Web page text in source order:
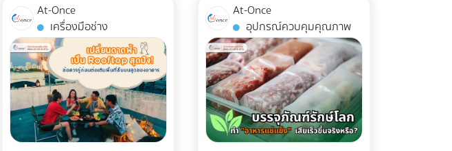
ขีดข่วน" หรือ "ของแตกหัก" แต่อาจ
หมายถึง "การตั้งค่าที่ผิดเพี้ยน
(Calibration Error)" สำหรับผู้นำ
เข้าเครื่องมือแพทย์ คลินิก หรือโรง
พยาบาล ความผิดเพี้ยนเพียง
มิลลิเมตรเดียวส่งผลโดยตรงต่อ
การวินิจฉัยโรคและชีวิตของผู้ป่วย
หากเกิดความเสียหายระหว่างขนส่ง
เช่า หรือโฮสต์บน Airbnb มากกว่าที่
จะเป็นโรงแรมหรือรีสอร์ต? สาเหตุ
หลักเป็นเพราะโรงแรมส่วนใหญ่ยัง
คงทำการตลาดด้วยวิธีเดิมๆ คือการ
พึ่งพา OTA (Online Travel
Agencies) และขายห้องพักแบบ
"รายวัน" ซึ่งไม่ตอบโจทย์ชาว
Nomad ที่ต้องการพำนักระยะยาว
At-Once
เครื่องมือช่าง
At-Once
อุปกรณ์ควบคุมคุณภาพ